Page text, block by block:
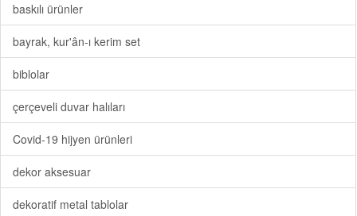
baskılı ürünler
bayrak, kur'ân-ı kerim set
biblolar
çerçeveli duvar halıları
Covid-19 hijyen ürünleri
dekor aksesuar
dekoratif metal tablolar